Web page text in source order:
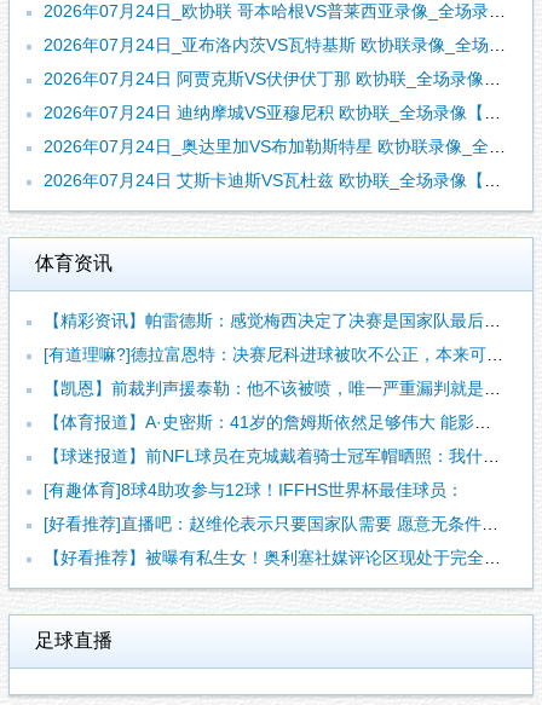
2026年07月24日_欧协联 哥本哈根VS普莱西亚录像_全场录像【高清回放】
2026年07月24日_亚布洛内茨VS瓦特基斯 欧协联录像_全场录像【全场回放】
2026年07月24日 阿贾克斯VS伏伊伏丁那 欧协联_全场录像【视频集锦】
2026年07月24日 迪纳摩城VS亚穆尼积 欧协联_全场录像【全场回放】
2026年07月24日_奥达里加VS布加勒斯特星 欧协联录像_全场录像【全场回放】
2026年07月24日 艾斯卡迪斯VS瓦杜兹 欧协联_全场录像【视频集锦】
体育资讯
【精彩资讯】帕雷德斯：感觉梅西决定了决赛是国家队最后一战，我
[有道理嘛?]德拉富恩特：决赛尼科进球被吹不公正，本来可以有
【凯恩】前裁判声援泰勒：他不该被喷，唯一严重漏判就是罗梅罗拉
【体育报道】A·史密斯：41岁的詹姆斯依然足够伟大 能影响一
【球迷报道】前NFL球员在克城戴着骑士冠军帽晒照：我什么都不
[有趣体育]8球4助攻参与12球！IFFHS世界杯最佳球员：
[好看推荐]直播吧：赵维伦表示只要国家队需要 愿意无条件响应
【好看推荐】被曝有私生女！奥利塞社媒评论区现处于完全关闭状态
足球直播